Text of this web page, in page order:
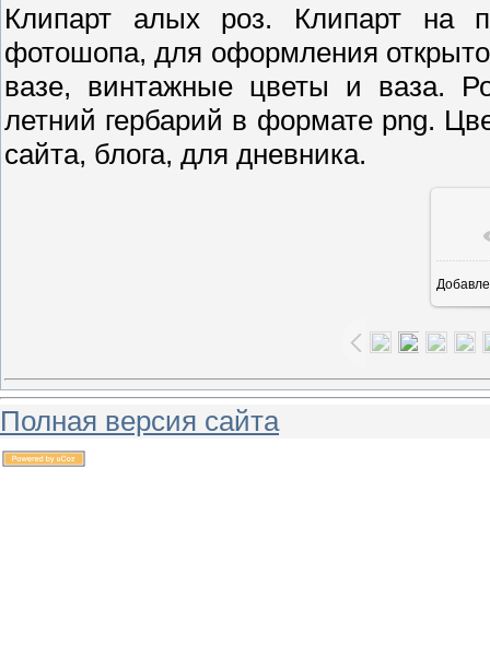
Клипарт алых роз. Клипарт на
фотошопа, для оформления
вазе, винтажные цветы и ваза.
летний гербарий в формате png.
сайта, блога, для дневника.
Полная версия сайта